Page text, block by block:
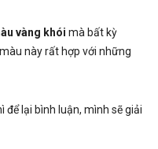
vàng khói mà bất kỳ
này rất hợp với những
để lại bình luận, mình sẽ giải